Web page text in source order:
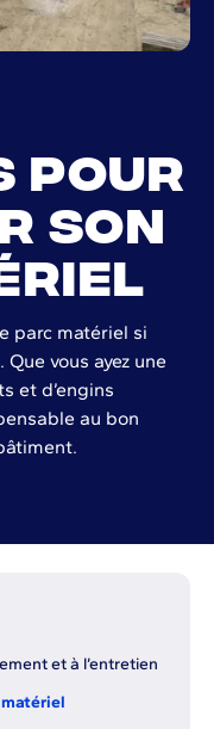
pour
son
parc matériel si
vous ayez une
et d’engins
au bon
et à l’entretien